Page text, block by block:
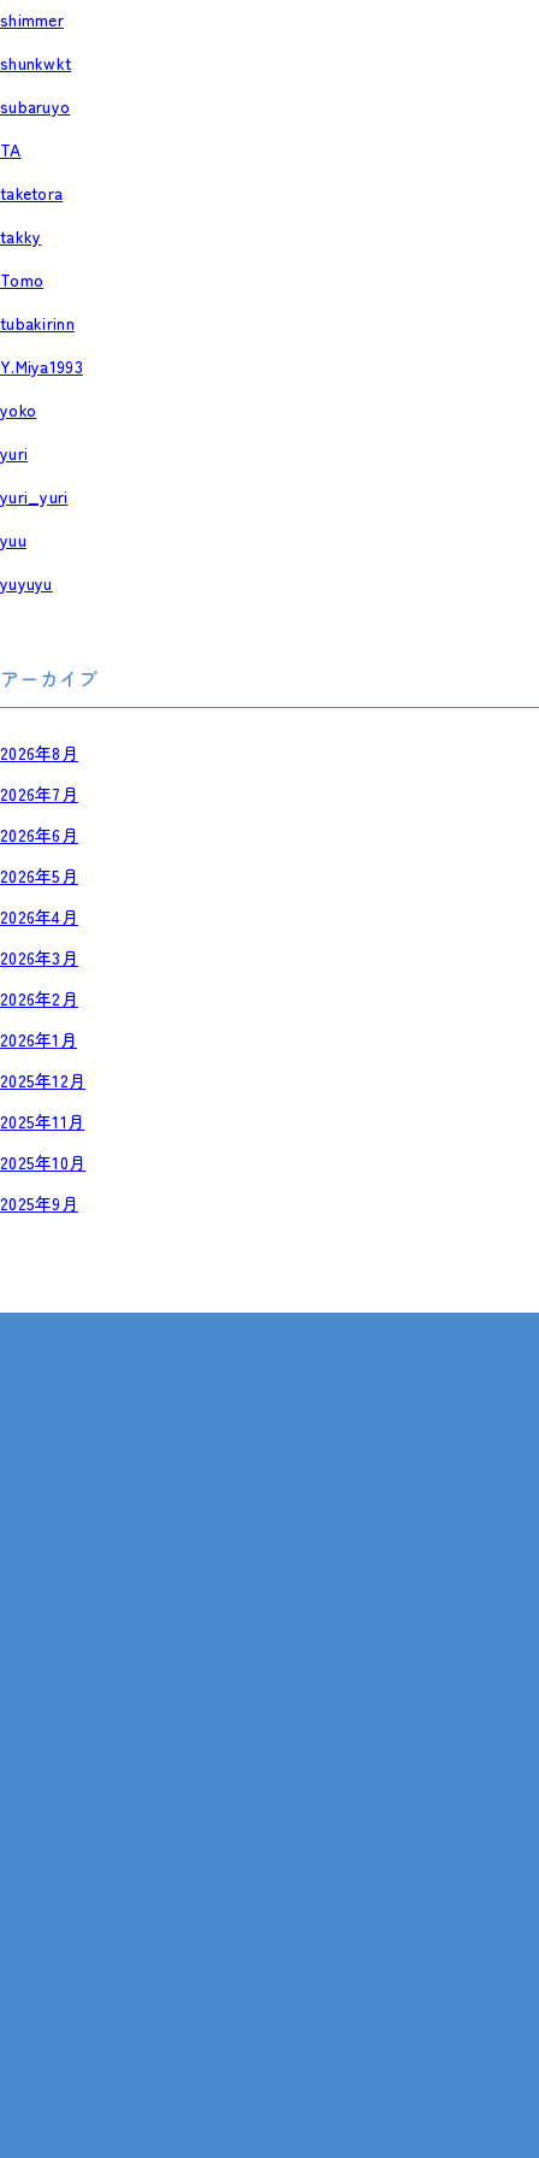
shimmer
shunkwkt
subaruyo
TA
taketora
takky
Tomo
tubakirinn
Y.Miya1993
yoko
yuri
yuri_yuri
yuu
yuyuyu
アーカイブ
2026年8月
2026年7月
2026年6月
2026年5月
2026年4月
2026年3月
2026年2月
2026年1月
2025年12月
2025年11月
2025年10月
2025年9月